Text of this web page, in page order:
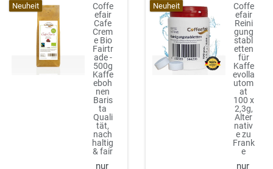
Neuheit
Coffe
efair
Cafe
Crem
e Bio
Fairtr
ade -
500g
Kaffe
eboh
nen
Baris
ta
Quali
tät,
nach
haltig
& fair
Neuheit
Coffe
efair
Reini
gung
stabl
etten
für
Kaffe
evolla
utom
at
100 x
2,3g,
Alter
nativ
e zu
Frank
e